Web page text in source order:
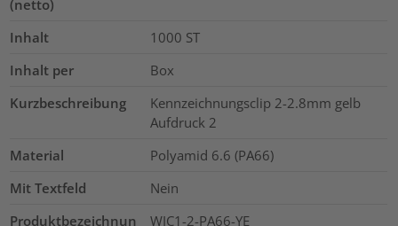
(netto)
Inhalt 1000 ST
Inhalt per
Box
Kurzbeschreibung
Kennzeichnungsclip 2-2.8mm gelb
Aufdruck 2
Material
Polyamid 6.6 (PA66)
Mit Textfeld
Nein
Produktbezeichnun
WIC1-2-PA66-YE